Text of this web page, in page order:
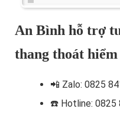
An Bình hỗ trợ
thang thoát
📲 Zalo: 0825
☎️ Hotline: 0825